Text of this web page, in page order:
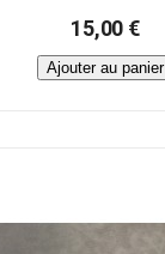
15,00 €
Ajouter au panier